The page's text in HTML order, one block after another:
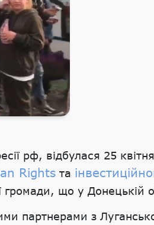
рф, відбулася 25
Rights та
що у Донецькій
партнерами з